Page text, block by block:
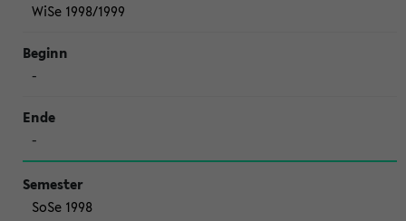
WiSe 1998/1999
-
-
SoSe 1998